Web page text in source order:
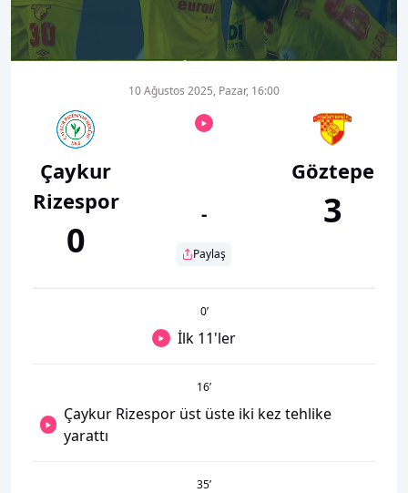
00:00 01:10
Çaykur
Rizespor
0
10 Ağustos 2025, Pazar, 16:00
-
Paylaş
Göztepe
3
0’
İlk 11'ler
16’
Çaykur Rizespor üst üste iki kez tehlike
yarattı
35’